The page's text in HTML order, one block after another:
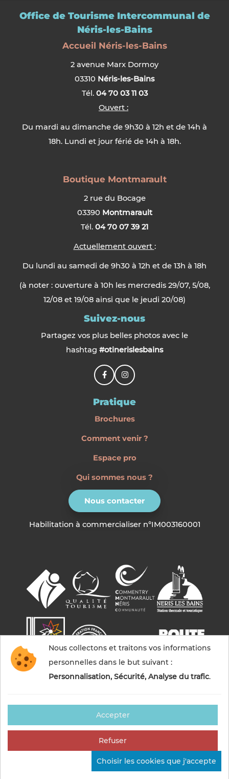
Office de Tourisme Intercommunal de
Néris-les-Bains
Accueil Néris-les-Bains
2 avenue Marx Dormoy
03310 Néris-les-Bains
Tél. 04 70 03 11 03
Ouvert :
Du mardi au dimanche de 9h30 à 12h et de 14h à
18h. Lundi et jour férié de 14h à 18h.
Boutique Montmarault
2 rue du Bocage
03390 Montmarault
Tél. 04 70 07 39 21
Actuellement ouvert :
Du lundi au samedi de 9h30 à 12h et de 13h à 18h
(à noter : ouverture à 10h les mercredis 29/07, 5/08,
12/08 et 19/08 ainsi que le jeudi 20/08)
Suivez-nous
Partagez vos plus belles photos avec le
hashtag #otinerislesbains
Pratique
Brochures
Comment venir ?
Espace pro
Qui sommes nous ?
Nous contacter
Habilitation à commercialiser n°IM003160001
© 2026 Commentry, Montmarault, Néris-les-bains
tourisme — Tous droits réservés
Fabriqué en France par
Nous collectons et traitons vos informations
personnelles dans le but suivant :
Personnalisation, Sécurité, Analyse du trafic.
Accepter
Refuser
Choisir les cookies que j'accepte